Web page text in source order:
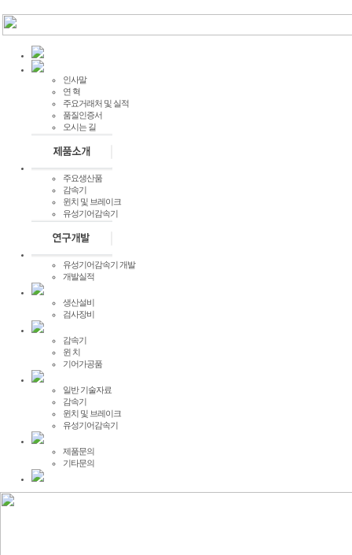
인사말
연 혁
주요거래처 및 실적
품질인증서
오시는 길
주요생산품
감속기
윈치 및 브레이크
유성기어감속기
유성기어감속기 개발
개발실적
생산설비
검사장비
감속기
윈 치
기어가공품
일반 기술자료
감속기
윈치 및 브레이크
유성기어감속기
제품문의
기타문의